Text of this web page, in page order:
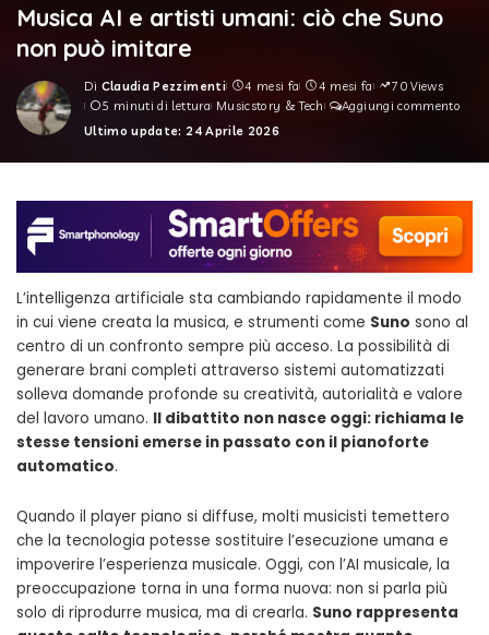
Musica AI e artisti umani: ciò che Suno
non può imitare
Posted
by
Di Claudia Pezzimenti 4 mesi fa 4 mesi fa
70 Views
5 minuti di lettura Musicstory & Tech
Aggiungi commento
Ultimo update: 24 Aprile 2026
L’intelligenza artificiale sta cambiando rapidamente il modo
in cui viene creata la musica, e strumenti come Suno sono al
centro di un confronto sempre più acceso. La possibilità di
generare brani completi attraverso sistemi automatizzati
solleva domande profonde su creatività, autorialità e valore
del lavoro umano. Il dibattito non nasce oggi: richiama le
stesse tensioni emerse in passato con il pianoforte
automatico.
Quando il player piano si diffuse, molti musicisti temettero
che la tecnologia potesse sostituire l’esecuzione umana e
impoverire l’esperienza musicale. Oggi, con l’AI musicale, la
preoccupazione torna in una forma nuova: non si parla più
solo di riprodurre musica, ma di crearla. Suno rappresenta